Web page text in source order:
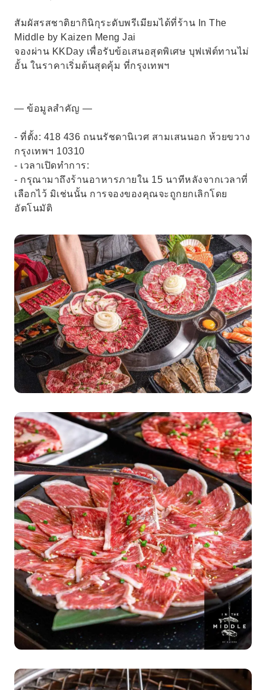
สัมผัสรสชาติยากินิกุระดับพรีเมียมได้ที่ร้าน In The
Middle by Kaizen Meng Jai
จองผ่าน KKDay เพื่อรับข้อเสนอสุดพิเศษ บุฟเฟ่ต์ทานไม่
อั้น ในราคาเริ่มต้นสุดคุ้ม ที่กรุงเทพฯ
— ข้อมูลสำคัญ —
- ที่ตั้ง: 418 436 ถนนรัชดานิเวศ สามเสนนอก ห้วยขวาง
กรุงเทพฯ 10310
- เวลาเปิดทำการ:
- กรุณามาถึงร้านอาหารภายใน 15 นาทีหลังจากเวลาที่
เลือกไว้ มิเช่นนั้น การจองของคุณจะถูกยกเลิกโดย
อัตโนมัติ